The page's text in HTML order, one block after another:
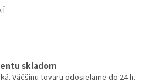
skladom
Väčšinu tovaru odosielame do 24 h.